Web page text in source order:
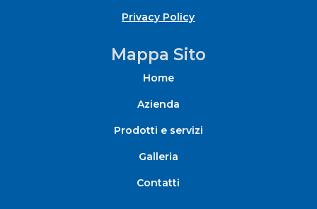
Privacy Policy
Mappa Sito
Home
Azienda
Prodotti e servizi
Galleria
Contatti